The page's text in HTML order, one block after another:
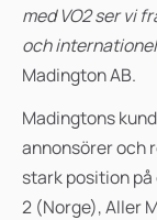
med VO2 ser vi
och
Madington AB.
Madingtons
annonsörer och
stark position på
2 (Norge), Aller